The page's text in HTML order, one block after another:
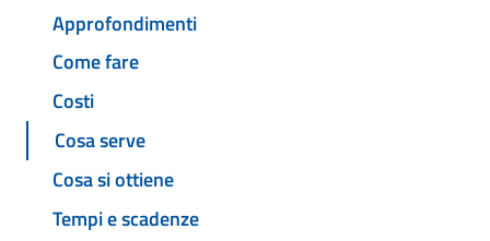
Approfondimenti
Come fare
Costi
Cosa serve
Cosa si ottiene
Tempi e scadenze